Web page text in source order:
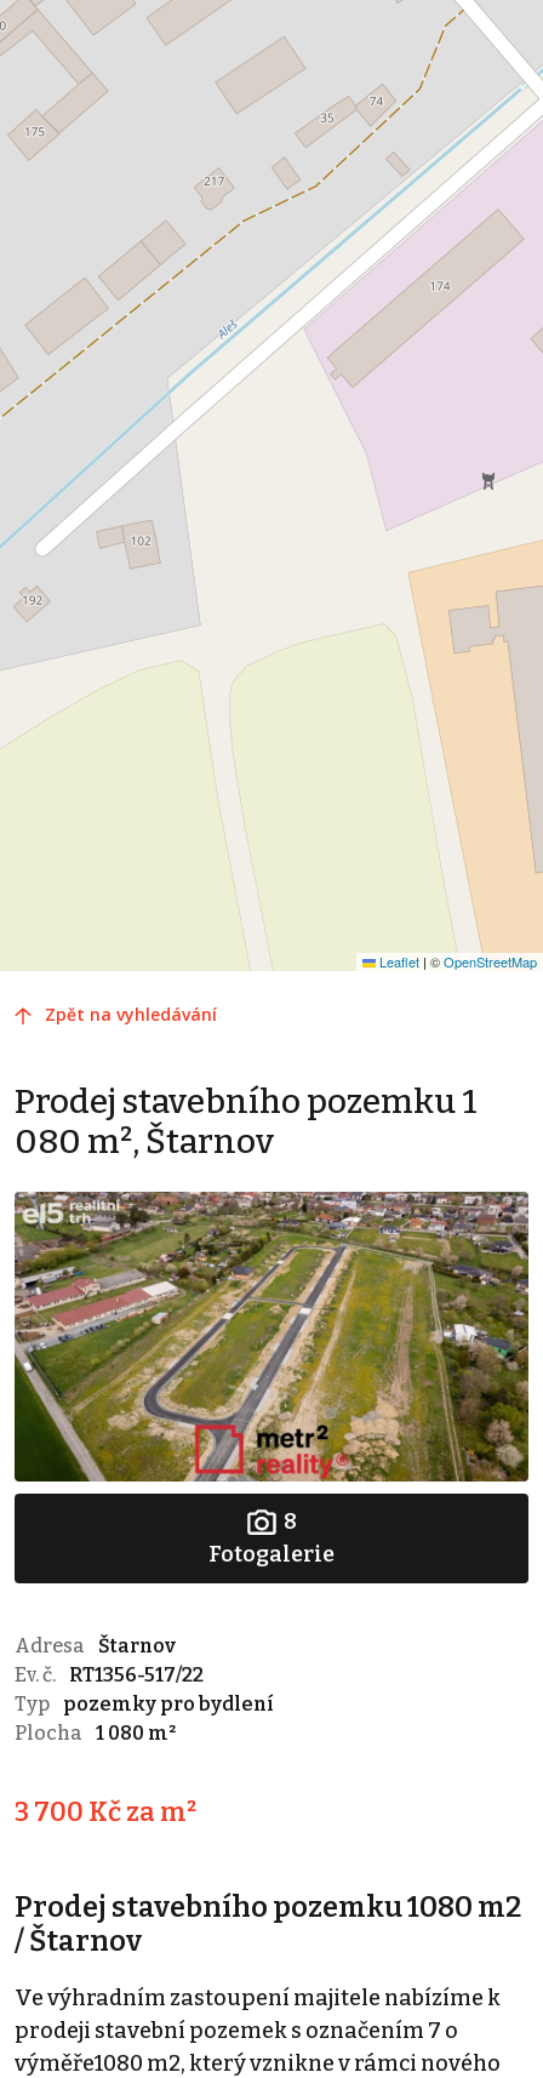
Leaflet | ©OpenStreetMap
Zpět na vyhledávání
Prodej stavebního pozemku 1
080 m², Štarnov
8
Fotogalerie
Adresa
Štarnov
Ev. č.
RT1356-517/22
Typ
pozemky pro bydlení
Plocha
1 080 m²
3 700 Kč za m²
Prodej stavebního pozemku 1080 m2
/ Štarnov
Ve výhradním zastoupení majitele nabízíme k
prodeji stavební pozemek s označením 7 o
výměře1080 m2, který vznikne v rámci nového